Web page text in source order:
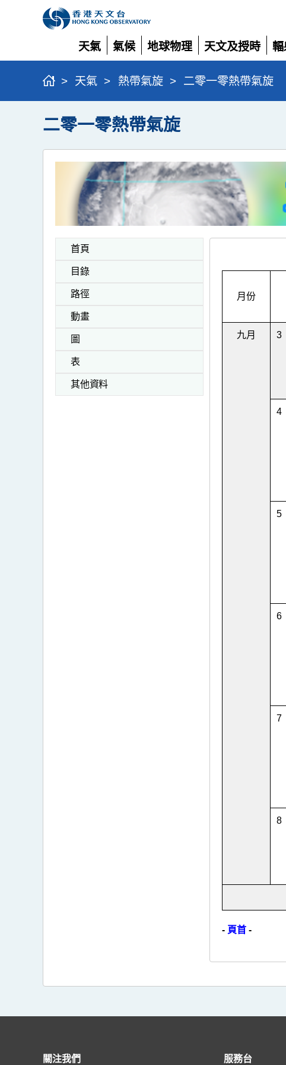
天氣
展
開
氣候
展
開
地球物理
展
開
天文及授時
展
開
輻
展
開
> 天氣 > 熱帶氣旋 > 二零一零熱帶氣旋
二零一零熱帶氣旋
首頁
目錄
路徑
動畫
圖
表
其他資料
月份
九月 3
4
5
6
7
8
- 頁首 -
關注我們 服務台